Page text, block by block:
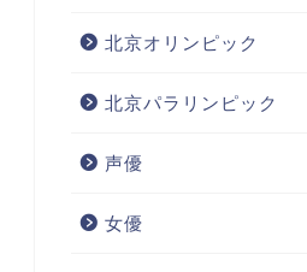
北京オリンピック
北京パラリンピック
声優
女優